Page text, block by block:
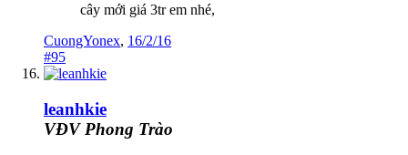
cây mới giá 3tr em nhé,
CuongYonex, 16/2/16
#95
leanhkie
VĐV Phong Trào